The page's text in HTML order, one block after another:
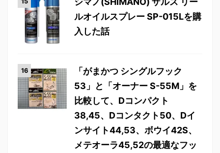
ルオイルスプレー SP-015Lを購
入した話
「がまかつ シングルフック
53」と「オーナー S-55M」を
比較して、Dコンパクト
38,45、Dコンタクト50、Dイ
ンサイト44,53、ボウイ42S、
メテオーラ45,52の最適なフッ